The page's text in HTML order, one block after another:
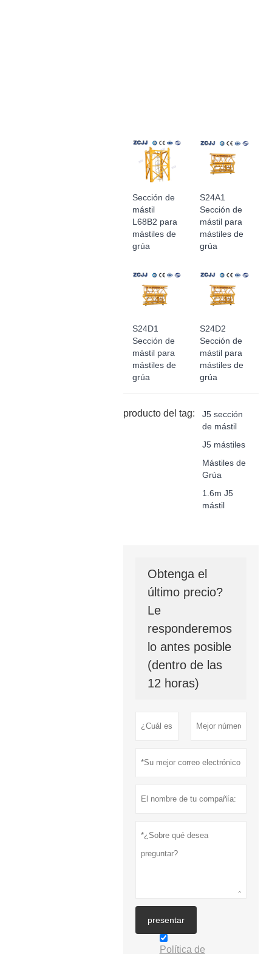
Sección de
mástil
L68B2 para
mástiles de
grúa
S24A1
Sección de
mástil para
mástiles de
grúa
S24D1
Sección de
mástil para
mástiles de
grúa
S24D2
Sección de
mástil para
mástiles de
grúa
producto del tag:
J5 sección
de mástil
J5 mástiles
Mástiles de
Grúa
1.6m J5
mástil
Obtenga el
último precio?
Le
responderemos
lo antes posible
(dentro de las
12 horas)
presentar
Política de